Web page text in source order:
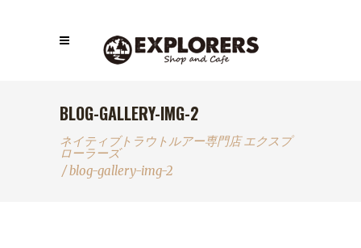
BLOG-GALLERY-IMG-2
ネイティブトラウトルアー専門店 エクスプ
ローラーズ
/blog-gallery-img-2